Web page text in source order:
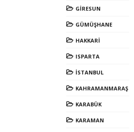
GİRESUN
GÜMÜŞHANE
HAKKARİ
ISPARTA
İSTANBUL
KAHRAMANMARAŞ
KARABÜK
KARAMAN